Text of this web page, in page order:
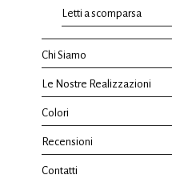
Letti a scomparsa
Chi Siamo
Le Nostre Realizzazioni
Colori
Recensioni
Contatti